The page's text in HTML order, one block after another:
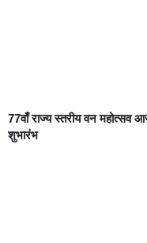
77वाँ राज्य स्तरीय वन महोत्सव
शुभारंभ